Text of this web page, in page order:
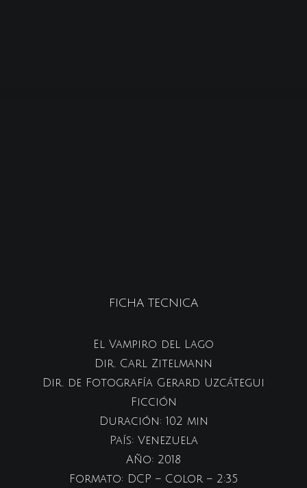
FICHA TECNICA
El Vampiro del Lago
Dir. Carl Zitelmann
Dir. de Fotografía Gerard Uzcátegui
Ficción
Duración: 102 min
País: Venezuela
Año: 2018
Formato: DCP – Color – 2:35